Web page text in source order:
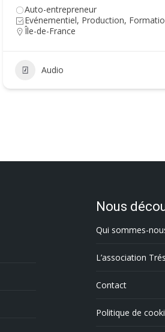
Auto-entrepreneur
Evénementiel, Production,
Île-de-France
Audio
Nous
Qui sommes-
L’association
Contact
Politique de